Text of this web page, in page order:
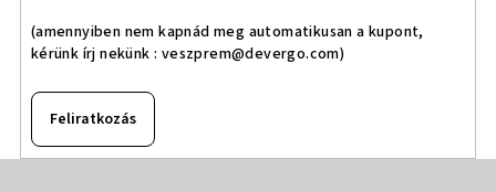
(amennyiben nem kapnád meg automatikusan a kupont,
kérünk írj nekünk : veszprem@devergo.com)
Feliratkozás